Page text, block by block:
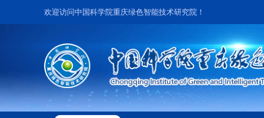
欢迎访问中国科学院重庆绿色智能技术研究院！